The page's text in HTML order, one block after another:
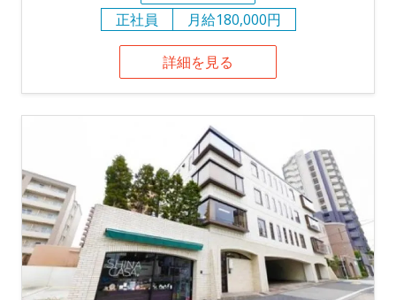
正社員
月給180,000円
詳細を見る